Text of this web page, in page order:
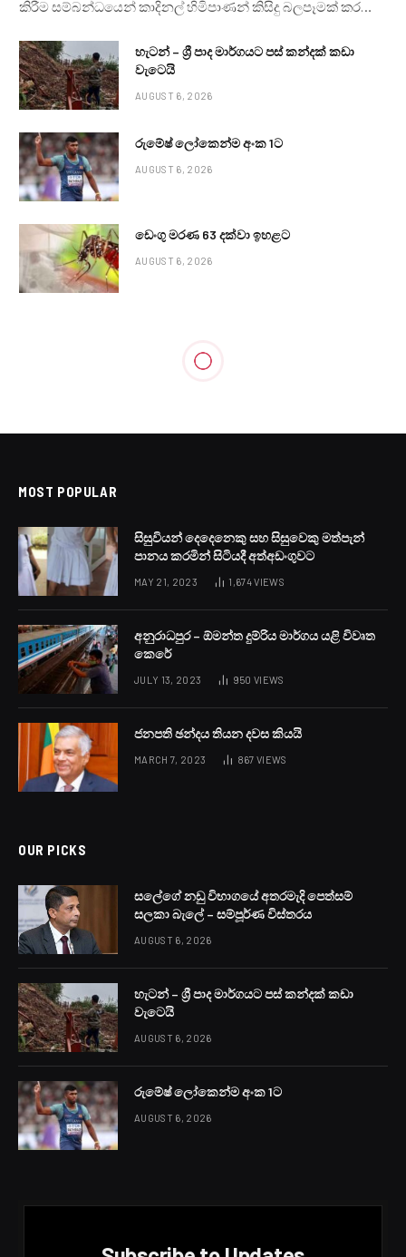
කිරීම සම්බන්ධයෙන් කාදිනල් හිමිපාණන් කිසිදු බලපෑමක් කර…
හැටන් – ශ්‍රී පාද මාර්ගයට පස් කන්දක් කඩා
වැටෙයි
AUGUST 6, 2026
රුමේෂ් ලෝකෙන්ම අංක 1ට
AUGUST 6, 2026
ඩෙංගු මරණ 63 දක්වා ඉහළට
AUGUST 6, 2026
ගම්පහ ද්විත්ව වෙඩි තැබීමක්
ගම්පහ තම්මිට ප්‍රදේශයේ දී සහ ජාඇල මාකේවිට ප්‍රදේශවල දී
ලබා ඇතැයි පොලිසිය කියයි.
තම්මිට යතුරු පැදියකින් ගමන් කරමින් සිටි පුද්ගලයකුට යතුරු
පලාගොස් ඇති බව ගම්පහ මූලස්ථාන පොලිසිය සඳහන් කරයි.
වෙඩි තැබීමෙන් එම පුද්ගලයාගේ අතකට වෙඩි වැදී ඇති අතර
ඇත.
තුවාලකරු උඩුගම්පොල ප්‍රදේශයේ පදිංචි 29 හැවිරිදි
පුද්ගලයෙකි.
පරීක්ෂණ පවත්වයි.